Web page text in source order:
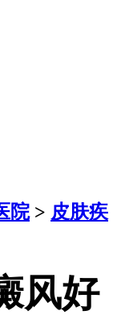
院> 皮肤疾
风好